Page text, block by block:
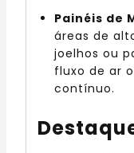
Painéis de
áreas de
joelhos ou
fluxo de ar
contínuo.